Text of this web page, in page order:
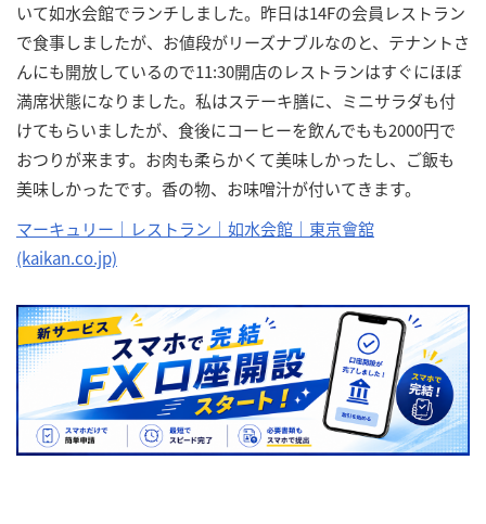
いて如水会館でランチしました。昨日は14Fの会員レストラン
で食事しましたが、お値段がリーズナブルなのと、テナントさ
んにも開放しているので11:30開店のレストランはすぐにほぼ
満席状態になりました。私はステーキ膳に、ミニサラダも付
けてもらいましたが、食後にコーヒーを飲んでもも2000円で
おつりが来ます。お肉も柔らかくて美味しかったし、ご飯も
美味しかったです。香の物、お味噌汁が付いてきます。
マーキュリー｜レストラン｜如水会館｜東京會舘
(kaikan.co.jp)